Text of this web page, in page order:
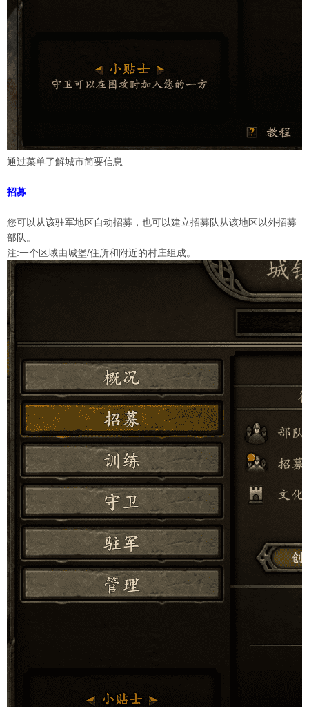
通过菜单了解城市简要信息
招募
您可以从该驻军地区自动招募，也可以建立招募队从该地区以外招募
部队。
注:一个区域由城堡/住所和附近的村庄组成。